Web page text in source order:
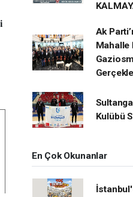
Ak
Mahalle
Kulübü
En Çok Okunanlar